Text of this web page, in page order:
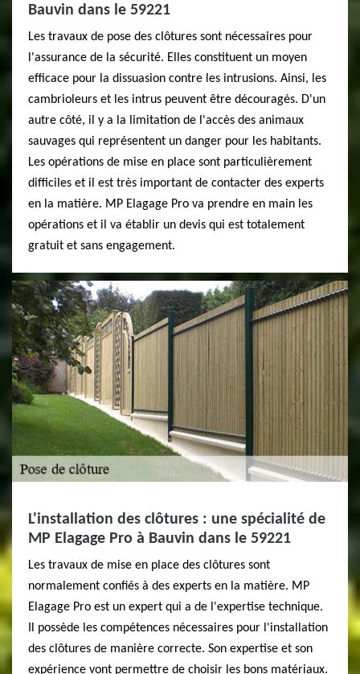
Bauvin dans le 59221
Les travaux de pose des clôtures sont nécessaires pour
l'assurance de la sécurité. Elles constituent un moyen
efficace pour la dissuasion contre les intrusions. Ainsi, les
cambrioleurs et les intrus peuvent être découragés. D'un
autre côté, il y a la limitation de l'accès des animaux
sauvages qui représentent un danger pour les habitants.
Les opérations de mise en place sont particulièrement
difficiles et il est très important de contacter des experts
en la matière. MP Elagage Pro va prendre en main les
opérations et il va établir un devis qui est totalement
gratuit et sans engagement.
L'installation des clôtures : une spécialité de
MP Elagage Pro à Bauvin dans le 59221
Les travaux de mise en place des clôtures sont
normalement confiés à des experts en la matière. MP
Elagage Pro est un expert qui a de l'expertise technique.
Il possède les compétences nécessaires pour l'installation
des clôtures de manière correcte. Son expertise et son
expérience vont permettre de choisir les bons matériaux.